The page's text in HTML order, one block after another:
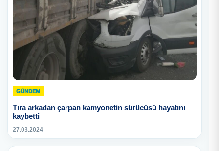
GÜNDEM
Tıra arkadan çarpan kamyonetin sürücüsü hayatını
kaybetti
27.03.2024